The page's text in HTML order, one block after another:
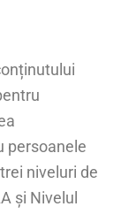
persoanele
niveluri de
și Nivelul